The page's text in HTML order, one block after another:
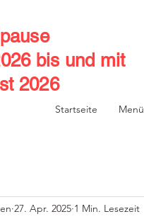
bis und mit
2026
Startseite Menü
27. Apr. 2025 1 Min. Lesezeit